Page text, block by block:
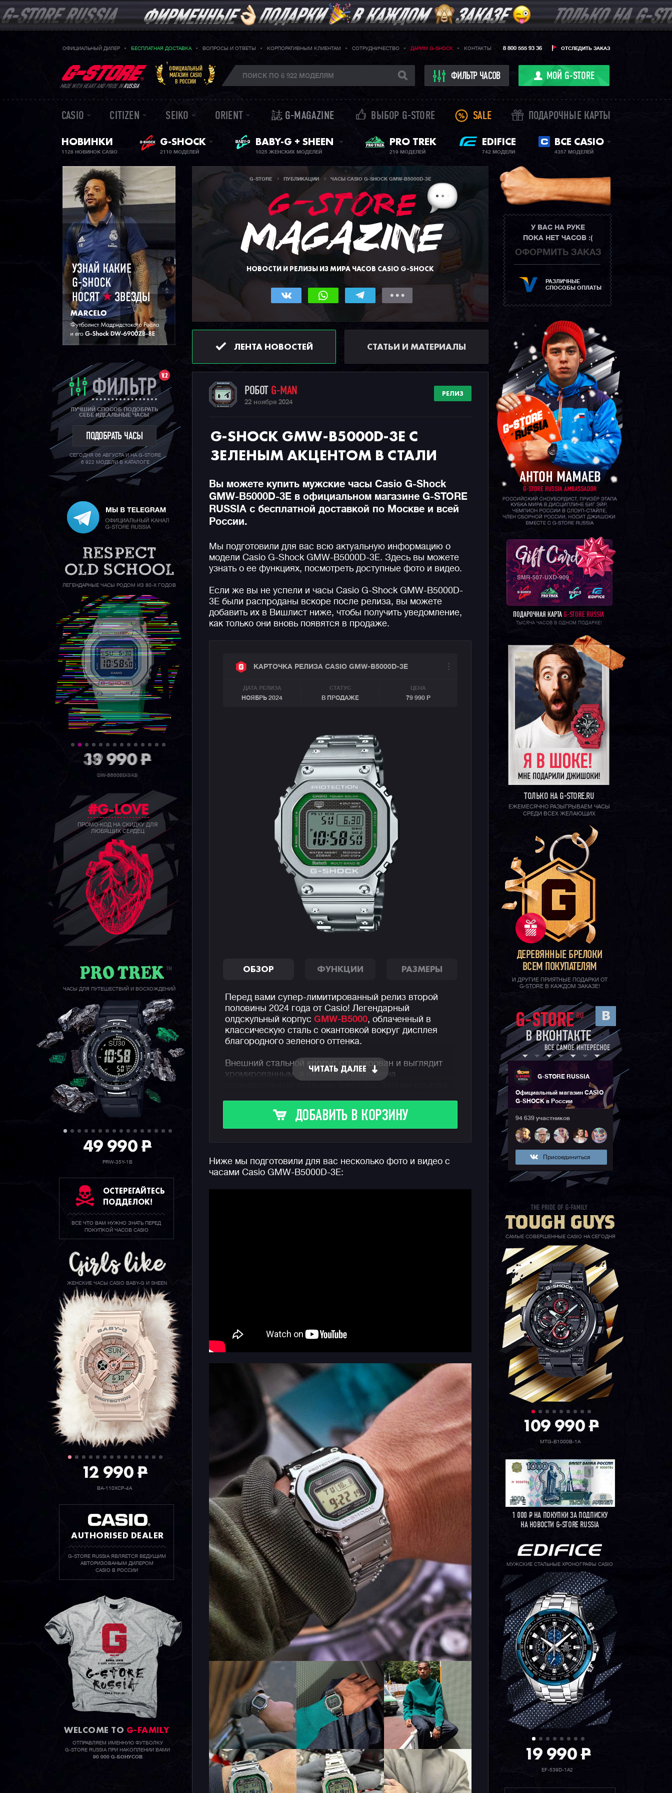
ОФИЦИАЛЬНЫЙ ДИЛЕР БЕСПЛАТНАЯ ДОСТАВКА ВОПРОСЫ И ОТВЕТЫ КОРПОРАТИВНЫМ КЛИЕНТАМ СОТРУДНИЧЕСТВО ДАРИМ G-SHOCK КОНТАКТЫ ОТСЛЕДИТЬ ЗАКАЗ
8 800 555 93 36
MADE WITH HEART AND PRIDE INRUSSIA
ОФИЦИАЛЬНЫЙ
МАГАЗИН CASIO
В РОССИИ
ФИЛЬТР ЧАСОВ МОЙ G-STORE
CASIO CITIZEN SEIKO ORIENT 誌 G-MAGAZINE ВЫБОР G-STORE SALE ПОДАРОЧНЫЕ КАРТЫ
НОВИНКИ
1128 НОВИНОК CASIO
G-SHOCK
2110 МОДЕЛЕЙ
ЖЕНСКИЕ ЧАСЫ
BABY-G + SHEEN
1025 ЖЕНСКИХ МОДЕЛЕЙ
PRO TREK
219 МОДЕЛЕЙ
EDIFICE
742 МОДЕЛИ
ВСЕ CASIO
4357 МОДЕЛЕЙ
V.2
ФИЛЬТР
ЛУЧШИЙ СПОСОБ ПОДОБРАТЬ
СЕБЕ ИДЕАЛЬНЫЕ ЧАСЫ
ПОДОБРАТЬ ЧАСЫ
СЕГОДНЯ 06 АВГУСТА И НА G-STORE
6 922 МОДЕЛИ В КАТАЛОГЕ
ЛЕГЕНДАРНЫЕ ЧАСЫ РОДОМ ИЗ 80-Х ГОДОВ
39 990P
GW-B5600BC-1B
#G-LOVE
ПРОМО-КОД НА СКИДКУ ДЛЯ
ЛЮБЯЩИХ СЕРДЕЦ
ЧАСЫ ДЛЯ ПУТЕШЕСТВИЙ И ВОСХОЖДЕНИЙ
49 990P
PRW-35Y-1B
ОСТЕРЕГАЙТЕСЬ
ПОДДЕЛОК!
ВСЕ ЧТО ВАМ НУЖНО ЗНАТЬ ПЕРЕД
ПОКУПКОЙ ЧАСОВ CASIO
ЖЕНСКИЕ ЧАСЫ CASIO BABY-G И SHEEN
12 990P
BA-110XCP-4A
AUTHORISED DEALER
G-STORE RUSSIA ЯВЛЯЕТСЯ ВЕДУЩИМ
АВТОРИЗОВАНЫМ ДИЛЕРОМ
CASIO В РОССИИ
WELCOME TO G-FAMILY
ОТПРАВЛЯЕМ ИМЕННУЮ ФУТБОЛКУ
G-STORE RUSSIA ПРИ НАКОПЛЕНИИ ВАМИ
90 000 G-БОНУСОВ
G-STORE ПУБЛИКАЦИИ ЧАСЫ CASIO G-SHOCK GMW-B5000D-3E
НОВОСТИ И РЕЛИЗЫ ИЗ МИРА ЧАСОВ CASIO G-SHOCK
ЛЕНТА НОВОСТЕЙ СТАТЬИ И МАТЕРИАЛЫ
РОБОТ G-MAN
22 ноября 2024
РЕЛИЗ
G-SHOCK GMW-B5000D-3E С
ЗЕЛЕНЫМ АКЦЕНТОМ В СТАЛИ
Вы можете купить мужские часы Casio G-Shock
GMW-B5000D-3E в официальном магазине G-STORE
RUSSIA с бесплатной доставкой по Москве и всей
России.
Мы подготовили для вас всю актуальную информацию о
модели Casio G-Shock GMW-B5000D-3E. Здесь вы можете
узнать о ее функциях, посмотреть доступные фото и видео.
Если же вы не успели и часы Casio G-Shock GMW-B5000D-
3E были распроданы вскоре после релиза, вы можете
добавить их в Вишлист ниже, чтобы получить уведомление,
как только они вновь появятся в продаже.
КАРТОЧКА РЕЛИЗА CASIO GMW-B5000D-3E
ДАТА РЕЛИЗА
НОЯБРЬ 2024
СТАТУС
В ПРОДАЖЕ
ЦЕНА
79 990 Р
ОБЗОР ФУНКЦИИ РАЗМЕРЫ
Перед вами супер-лимитированный релиз второй
половины 2024 года от Casio! Легендарный
олдскульный корпус GMW-B5000, облаченный в
классическую сталь с окантовкой вокруг дисплея
благородного зеленого оттенка.
Внешний стальной корпус отполирован и выглядит
хромированным, а на безеле сохранена
Внутри, гасящий любые удары, слой из материала
Alpha Gel® и металлическая капсула с механизмом
часов. Благодаря такой структуре инженеры Casio
полимера.
ЧИТАТЬ ДАЛЕЕ
ДОБАВИТЬ В КОРЗИНУ
Ниже мы подготовили для вас несколько фото и видео с
часами Casio GMW-B5000D-3E:
У ВАС НА РУКЕ
ПОКА НЕТ ЧАСОВ :(
ОФОРМИТЬ ЗАКАЗ
РАЗЛИЧНЫЕ
СПОСОБЫ ОПЛАТЫ
ПОДАРОЧНАЯ КАРТА G-STORE RUSSIA
ТЫСЯЧА ЧАСОВ В ОДНОМ ПОДАРКЕ!
ТОЛЬКО НА G-STORE.RU
ЕЖЕМЕСЯЧНО РАЗЫГРЫВАЕМ ЧАСЫ
СРЕДИ ВСЕХ ЖЕЛАЮЩИХ
ДЕРЕВЯННЫЕ БРЕЛОКИ
ВСЕМ ПОКУПАТЕЛЯМ
И ДРУГИЕ ПРИЯТНЫЕ ПОДАРКИ ОТ
G-STORE В КАЖДОМ ЗАКАЗЕ!
G-STORE RUSSIA
Официальный магазин CASIO
G-SHOCK в России
94 639 участников
Присоединиться
САМЫЕ СОВЕРШЕННЫЕ CASIO НА СЕГОДНЯ
109 990P
MTG-B1000B-1A
1 000РНА ПОКУПКИ ЗА ПОДПИСКУ
НА НОВОСТИ G-STORE RUSSIA
МУЖСКИЕ СТАЛЬНЫЕ ХРОНОГРАФЫ CASIO
19 990P
EF-539D-1A2